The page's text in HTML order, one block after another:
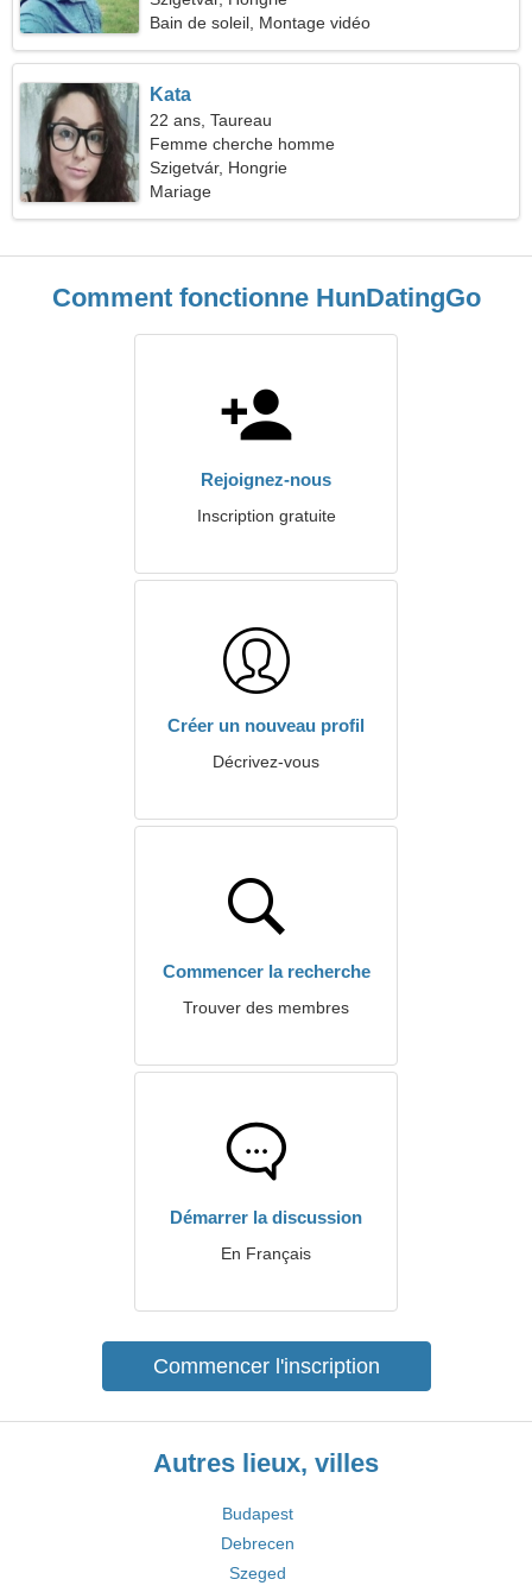
Bain de soleil, Montage vidéo
Kata
22 ans, Taureau
Femme cherche homme
Szigetvár, Hongrie
Mariage
Comment fonctionne HunDatingGo
Rejoignez-nous
Inscription gratuite
Créer un nouveau profil
Décrivez-vous
Commencer la recherche
Trouver des membres
Démarrer la discussion
En Français
Commencer l'inscription
Autres lieux, villes
Budapest
Debrecen
Szeged